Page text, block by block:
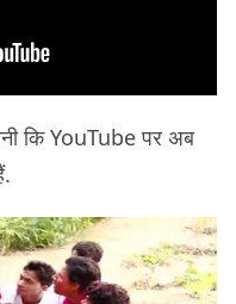
कि YouTube पर अब